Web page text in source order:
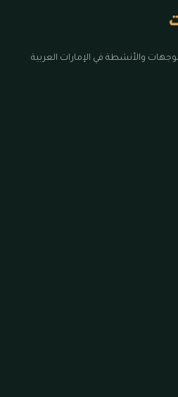
والأنشطة في الإمارات العربية